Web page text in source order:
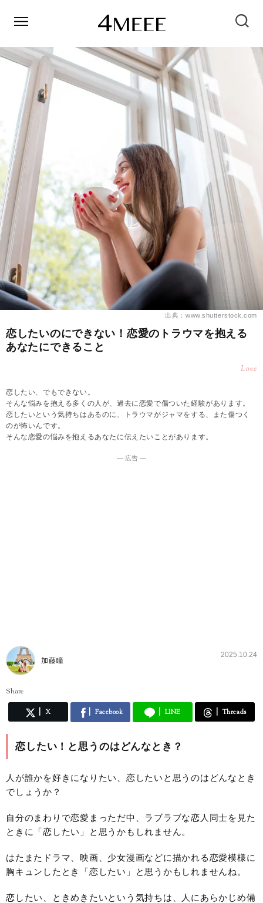
出典：www.shutterstock.com
恋したいのにできない！恋愛のトラウマを抱える
あなたにできること
Love
恋したい、でもできない。
そんな悩みを抱える多くの人が、過去に恋愛で傷ついた経験があります。
恋したいという気持ちはあるのに、トラウマがジャマをする、また傷つく
のが怖いんです。
そんな恋愛の悩みを抱えるあなたに伝えたいことがあります。
― 広告 ―
加藤瞳
2025.10.24
Share
X Facebook LINE Threads
恋したい！と思うのはどんなとき？
人が誰かを好きになりたい、恋したいと思うのはどんなとき
でしょうか？
自分のまわりで恋愛まっただ中、ラブラブな恋人同士を見た
ときに「恋したい」と思うかもしれません。
はたまたドラマ、映画、少女漫画などに描かれる恋愛模様に
胸キュンしたとき「恋したい」と思うかもしれませんね。
恋したい、ときめきたいという気持ちは、人にあらかじめ備